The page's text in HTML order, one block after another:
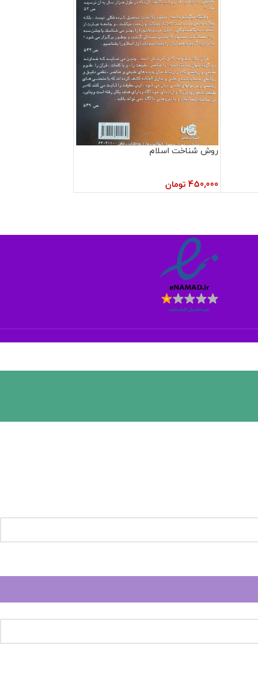
روش شناخت اسلام
450,000 تومان